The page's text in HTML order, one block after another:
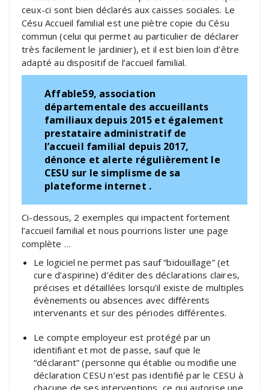
ceux-ci sont bien déclarés aux caisses sociales. Le
Césu Accueil familial est une piètre copie du Césu
commun (celui qui permet au particulier de déclarer
très facilement le jardinier), et il est bien loin d’être
adapté au dispositif de l’accueil familial.
Affable59, association
départementale des accueillants
familiaux depuis 2015 et également
prestataire administratif de
l’accueil familial depuis 2017,
dénonce et alerte régulièrement le
CESU sur le simplisme de sa
plateforme internet .
Ci-dessous, 2 exemples qui impactent fortement
l’accueil familial et nous pourrions lister une page
complète …
Le logiciel ne permet pas sauf “bidouillage” (et
cure d’aspirine) d’éditer des déclarations claires,
précises et détaillées lorsqu’il existe de multiples
évènements ou absences avec différents
intervenants et sur des périodes différentes.
Le compte employeur est protégé par un
identifiant et mot de passe, sauf que le
“déclarant” (personne qui établie ou modifie une
déclaration CESU n’est pas identifié par le CESU à
chacune de ses interventions, ce qui autorise une